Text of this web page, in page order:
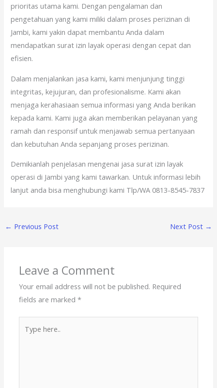
prioritas utama kami. Dengan pengalaman dan
pengetahuan yang kami miliki dalam proses perizinan di
Jambi, kami yakin dapat membantu Anda dalam
mendapatkan surat izin layak operasi dengan cepat dan
efisien.
Dalam menjalankan jasa kami, kami menjunjung tinggi
integritas, kejujuran, dan profesionalisme. Kami akan
menjaga kerahasiaan semua informasi yang Anda berikan
kepada kami. Kami juga akan memberikan pelayanan yang
ramah dan responsif untuk menjawab semua pertanyaan
dan kebutuhan Anda sepanjang proses perizinan.
Demikianlah penjelasan mengenai jasa surat izin layak
operasi di Jambi yang kami tawarkan. Untuk informasi lebih
lanjut anda bisa menghubungi kami Tlp/WA 0813-8545-7837
← Previous Post Next Post →
Leave a Comment
Your email address will not be published. Required
fields are marked*
here..